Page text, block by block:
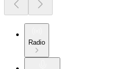
Radio